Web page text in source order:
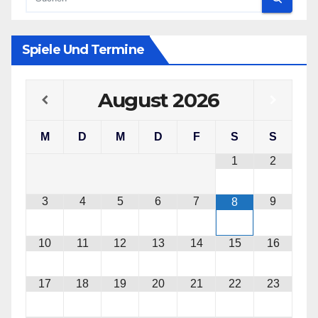
Spiele Und Termine
August2026
M D M D F S
S
1
2
3 4 5 6 7 8 9
10 11 12 13 14 15 16
17 18 19 20 21 22 23